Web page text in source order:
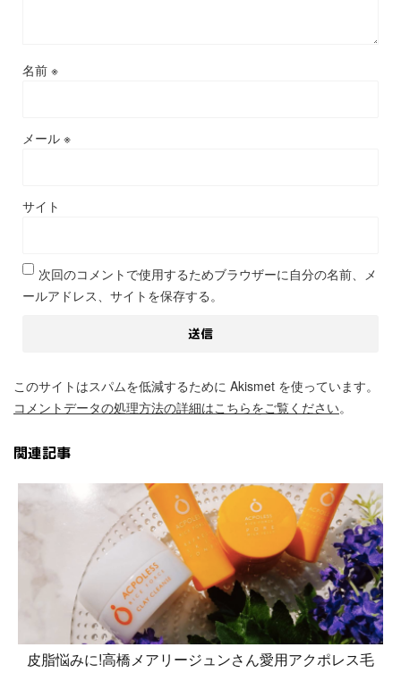
名前 ※
メール ※
サイト
次回のコメントで使用するためブラウザーに自分の名前、メ
ールアドレス、サイトを保存する。
このサイトはスパムを低減するために Akismet を使っています。
コメントデータの処理方法の詳細はこちらをご覧ください。
関連記事
皮脂悩みに!高橋メアリージュンさん愛用アクポレス毛